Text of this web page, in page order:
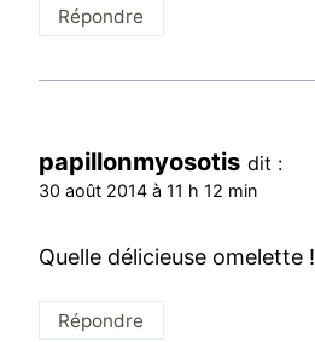
Répondre
papillonmyosotis dit :
30 août 2014 à 11 h 12 min
Quelle délicieuse omelette !
Répondre